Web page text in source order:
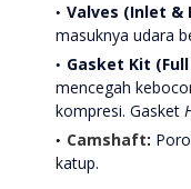
Valves (Inlet &
masuknya udara
Gasket Kit
mencegah
kompresi. Gasket
Camshaft:
katup.